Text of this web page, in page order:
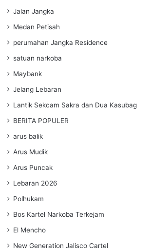
Jalan Jangka
Medan Petisah
perumahan Jangka Residence
satuan narkoba
Maybank
Jelang Lebaran
Lantik Sekcam Sakra dan Dua Kasubag
BERITA POPULER
arus balik
Arus Mudik
Arus Puncak
Lebaran 2026
Polhukam
Bos Kartel Narkoba Terkejam
El Mencho
New Generation Jalisco Cartel